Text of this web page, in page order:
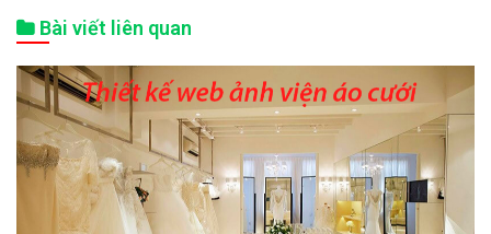
Bài viết liên quan